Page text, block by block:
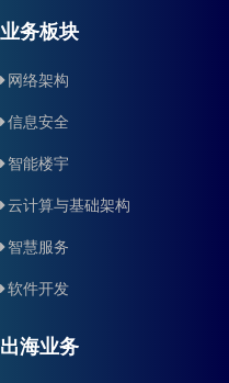
业务板块
网络架构
信息安全
智能楼宇
云计算与基础架构
智慧服务
软件开发
出海业务